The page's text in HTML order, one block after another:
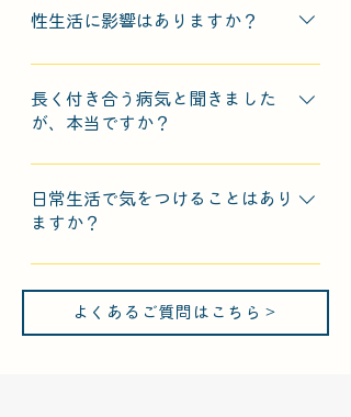
要因と考えられています。心身のリ
に役立つ場合があります。
性生活に影響はありますか？
射精時の痛みなどがあり、性行為に
支障を感じる方もいます。ただし、
個人差が大きく、治療によって改善
長く付き合う病気と聞きました
が、本当ですか？
慢性前立腺炎は症状が長期にわたる
こともありますが、治療や生活の工
夫で改善可能です。焦らず、専門医
日常生活で気をつけることはあり
ますか？
長時間の座りっぱなしや自転車の運
転を控え、適度な運動と十分な水分
摂取、ストレスをためない生活を心
よくあるご質問はこちら＞